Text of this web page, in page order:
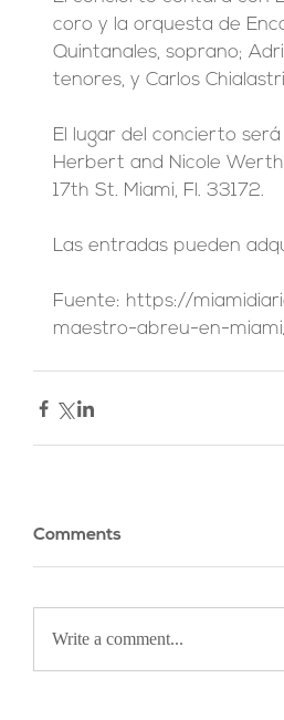
coro y la orquesta de
Quintanales, soprano;
tenores, y Carlos
El lugar del concierto
Herbert and Nicole
17th St. Miami, Fl. 33172.
Las entradas pueden
Fuente: https://
maestro-abreu-en-
Comments
Write a comment...